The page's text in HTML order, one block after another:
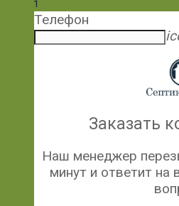
1
Телефон
Заказать
Наш менеджер
минут и ответит на